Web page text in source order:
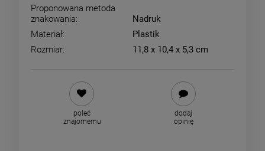
Proponowana metoda
znakowania:
Nadruk
Materiał:
Plastik
Rozmiar:
11,8 x 10,4 x 5,3 cm
poleć
znajomemu
dodaj
opinię